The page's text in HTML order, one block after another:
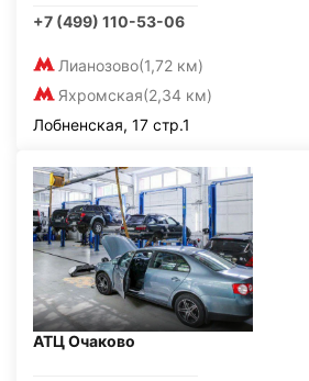
+7 (499) 110-53-06
Лианозово(1,72 км)
Яхромская(2,34 км)
Лобненская, 17 стр.1
АТЦ Очаково